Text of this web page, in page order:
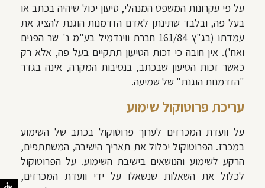
על פי עקרונות המשפט המנהלי, טיעון יכול שיהיה בכתב או
בעל פה, ובלבד שתינתן לאדם הזדמנות הוגנת להציג את
עמדתו (בג"ץ 161/84 חברת ווינדמיל בע"מ נ' שר הפנים
ואח'). אין חובה כי זכות הטיעון תתקיים בעל פה, אלא רק
כאשר זכות הטיעון שבכתב, בנסיבות המקרה, אינה בגדר
"הזדמנות הוגנת" של שמיעה.
עריכת פרוטוקול שימוע
על וועדת המכרזים לערוך פרוטוקול בכתב של השימוע
במכרז. הפרוטוקול יכלול את תאריך הישיבה, המשתתפים,
הרקע לשימוע והנושאים בישיבת השימוע. על הפרוטוקול
לכלול את השאלות שנשאלו על ידי וועדת המכרזים,